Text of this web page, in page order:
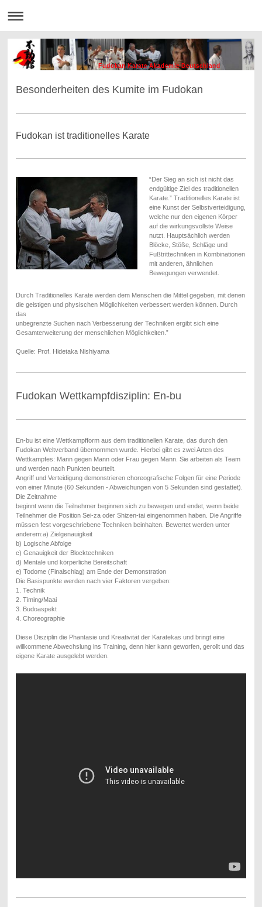
Fudokan Karate Akademie Deutschland
Besonderheiten des Kumite im Fudokan
Fudokan ist traditionelles Karate
“Der Sieg an sich ist nicht das
endgültige Ziel des traditionellen
Karate.” Traditionelles Karate ist
eine Kunst der Selbstverteidigung,
welche nur den eigenen Körper
auf die wirkungsvollste Weise
nutzt. Hauptsächlich werden
Blöcke, Stöße, Schläge und
Fußtrittechniken in Kombinationen
mit anderen, ähnlichen
Bewegungen verwendet.
Durch Traditionelles Karate werden dem Menschen die Mittel gegeben, mit denen
die geistigen und physischen Möglichkeiten verbessert werden können. Durch
das
unbegrenzte Suchen nach Verbesserung der Techniken ergibt sich eine
Gesamterweiterung der menschlichen Möglichkeiten.”
Quelle: Prof. Hidetaka Nishiyama
Fudokan Wettkampfdisziplin: En-bu
En-bu ist eine Wettkampfform aus dem traditionellen Karate, das durch den
Fudokan Weltverband übernommen wurde. Hierbei gibt es zwei Arten des
Wettkampfes: Mann gegen Mann oder Frau gegen Mann. Sie arbeiten als Team
und werden nach Punkten beurteilt.
Angriff und Verteidigung demonstrieren choreografische Folgen für eine Periode
von einer Minute (60 Sekunden - Abweichungen von 5 Sekunden sind gestattet).
Die Zeitnahme
beginnt wenn die Teilnehmer beginnen sich zu bewegen und endet, wenn beide
Teilnehmer die Position Sei-za oder Shizen-tai eingenommen haben. Die Angriffe
müssen fest vorgeschriebene Techniken beinhalten. Bewertet werden unter
anderem:a) Zielgenauigkeit
b) Logische Abfolge
c) Genauigkeit der Blocktechniken
d) Mentale und körperliche Bereitschaft
e) Todome (Finalschlag) am Ende der Demonstration
Die Basispunkte werden nach vier Faktoren vergeben:
1. Technik
2. Timing/Maai
3. Budoaspekt
4. Choreographie
Diese Disziplin die Phantasie und Kreativität der Karatekas und bringt eine
willkommene Abwechslung ins Training, denn hier kann geworfen, gerollt und das
eigene Karate ausgelebt werden.